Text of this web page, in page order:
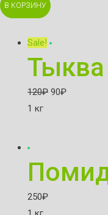
quantity
В КОРЗИНУ
Sale!
120₽ 90₽
1 кг
250₽